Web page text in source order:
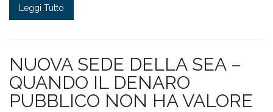
Leggi Tutto
NUOVA SEDE DELLA SEA –
QUANDO IL DENARO
PUBBLICO NON HA VALORE